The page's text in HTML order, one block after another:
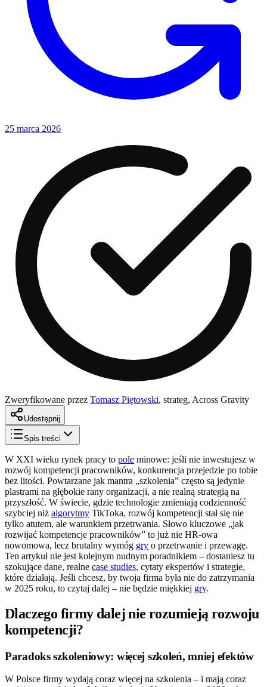
25 marca 2026
Zweryfikowane przez Tomasz Piętowski, strateg, Across Gravity
Udostępnij
Spis treści
W XXI wieku rynek pracy to pole minowe: jeśli nie inwestujesz w
rozwój kompetencji pracowników, konkurencja przejedzie po tobie
bez litości. Powtarzane jak mantra „szkolenia” często są jedynie
plastrami na głębokie rany organizacji, a nie realną strategią na
przyszłość. W świecie, gdzie technologie zmieniają codzienność
szybciej niż algorytmy TikToka, rozwój kompetencji stał się nie
tylko atutem, ale warunkiem przetrwania. Słowo kluczowe „jak
rozwijać kompetencje pracowników” to już nie HR-owa
nowomowa, lecz brutalny wymóg gry o przetrwanie i przewagę.
Ten artykuł nie jest kolejnym nudnym poradnikiem – dostaniesz tu
szokujące dane, realne case studies, cytaty ekspertów i strategie,
które działają. Jeśli chcesz, by twoja firma była nie do zatrzymania
w 2025 roku, to czytaj dalej – nie będzie miękkiej gry.
Dlaczego firmy dalej nie rozumieją rozwoju
kompetencji?
Paradoks szkoleniowy: więcej szkoleń, mniej efektów
W Polsce firmy wydają coraz więcej na szkolenia – i mają coraz